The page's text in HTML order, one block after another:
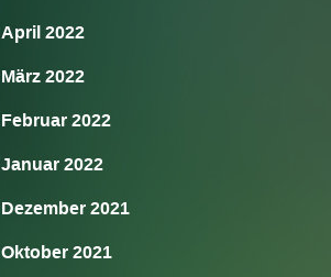
April 2022
März 2022
Februar 2022
Januar 2022
Dezember 2021
Oktober 2021